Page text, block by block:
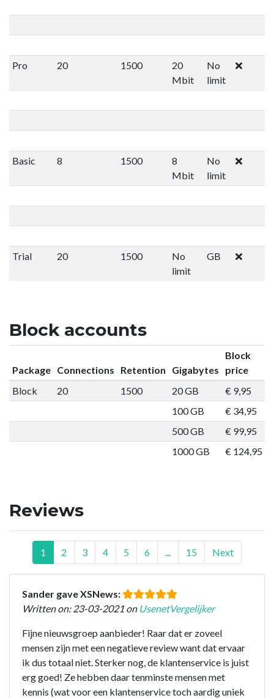
Pro 20 1500
20
Mbit
No
limit
Basic 8 1500
8
Mbit
No
limit
Trial 20 1500
No
limit
GB
Block accounts
Package Connections Retention Gigabytes
Block
price
Block
20 1500 20 GB € 9,95
100 GB
€ 34,95
500 GB
€ 99,95
1000 GB
€ 124,95
Reviews
1 2 3 4 5 6 15 Next
Sander gave XSNews:
Written on: 23-03-2021 on UsenetVergelijker
Fijne nieuwsgroep aanbieder! Raar dat er zoveel
mensen zijn met een negatieve review want dat ervaar
ik dus totaal niet. Sterker nog, de klantenservice is juist
erg goed! Ze hebben daar tenminste mensen met
kennis (wat voor een klantenservice toch aardig uniek